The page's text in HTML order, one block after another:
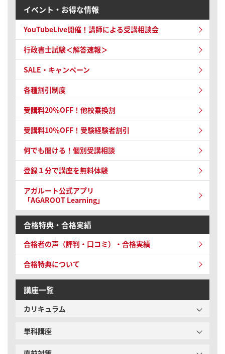
イベント・お得な情報
YouTubeLive開催！ 講師による受講相談会
行政書士試験＜解答速報＞
SALE・キャンペーン
各種割引制度
受講料20％OFF！他校乗換割
受講料10％OFF！ 受験経験者割引
何でも聞ける！個別受講相談
登録１分で講座を無料体験
アガルート公式アプリ
「AGAROOT Learning」
合格特典・合格実績
合格者の声（評判・口コミ）・合格実績
合格特典について
講座一覧
カリキュラム
単科講座